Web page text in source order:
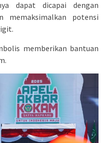
dapat dicapai dengan
memaksimalkan potensi
memberikan bantuan